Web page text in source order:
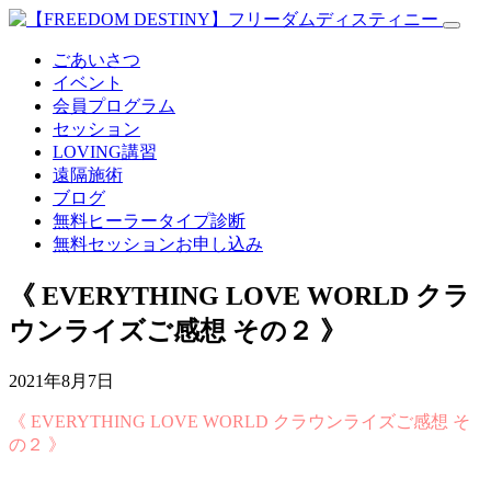
ごあいさつ
イベント
会員プログラム
セッション
LOVING講習
遠隔施術
ブログ
無料ヒーラータイプ診断
無料セッションお申し込み
《 EVERYTHING LOVE WORLD クラ
ウンライズご感想 その２ 》
2021年8月7日
《 EVERYTHING LOVE WORLD クラウンライズご感想 そ
の２ 》